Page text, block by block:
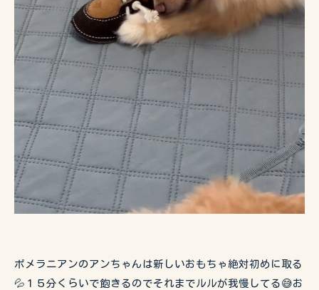
ポメラニアンのアンちゃんは新しいおもちゃ絶対初めに取る
💦１５分くらいで飽きるのでそれまでルルが我慢してる😅お